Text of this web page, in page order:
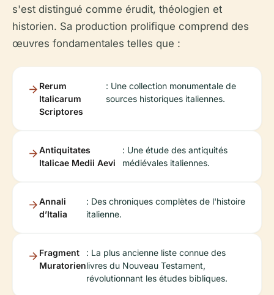
s'est distingué comme érudit, théologien et
historien. Sa production prolifique comprend des
œuvres fondamentales telles que :
Rerum
Italicarum
Scriptores
: Une collection monumentale de
sources historiques italiennes.
Antiquitates
Italicae Medii Aevi
: Une étude des antiquités
médiévales italiennes.
Annali
d’Italia
: Des chroniques complètes de l'histoire
italienne.
Fragment
Muratorien
: La plus ancienne liste connue des
livres du Nouveau Testament,
révolutionnant les études bibliques.